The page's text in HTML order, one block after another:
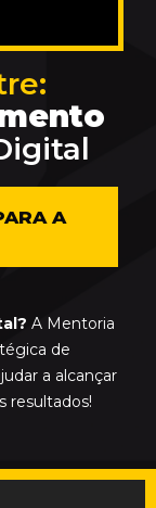
A
A Mentoria
de
a alcançar
resultados!